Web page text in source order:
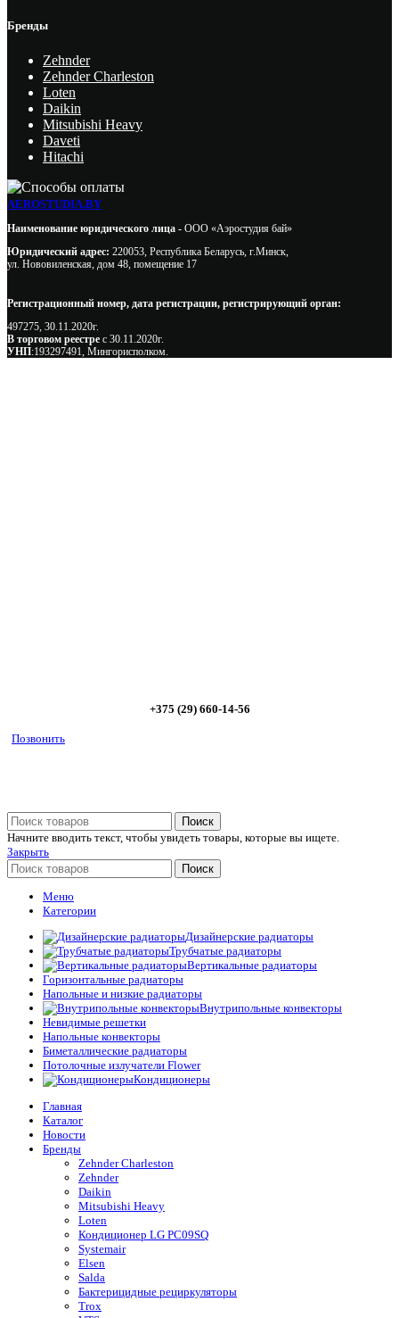
Бренды
Zehnder
Zehnder Charleston
Loten
Daikin
Mitsubishi Heavy
Daveti
Hitachi
AEROSTUDIA.BY
Наименование юридического лица - ООО «Аэростудия бай»
Юридический адрес: 220053, Республика Беларусь, г.Минск,
ул. Нововиленская, дом 48, помещение 17
Регистрационный номер, дата регистрации, регистрирующий орган:
497275, 30.11.2020г.
В торговом реестре с 30.11.2020г.
УНП:193297491, Мингорисполком.
+375 (29) 660-14-56
Позвонить
Поиск
Начните вводить текст, чтобы увидеть товары, которые вы ищете.
Закрыть
Поиск
Меню
Категории
Дизайнерские радиаторы
Трубчатые радиаторы
Вертикальные радиаторы
Горизонтальные радиаторы
Напольные и низкие радиаторы
Внутрипольные конвекторы
Невидимые решетки
Напольные конвекторы
Биметаллические радиаторы
Потолочные излучатели Flower
Кондиционеры
Главная
Каталог
Новости
Бренды
Zehnder Charleston
Zehnder
Daikin
Mitsubishi Heavy
Loten
Кондиционер LG PC09SQ
Systemair
Elsen
Salda
Бактерицидные рециркуляторы
Trox